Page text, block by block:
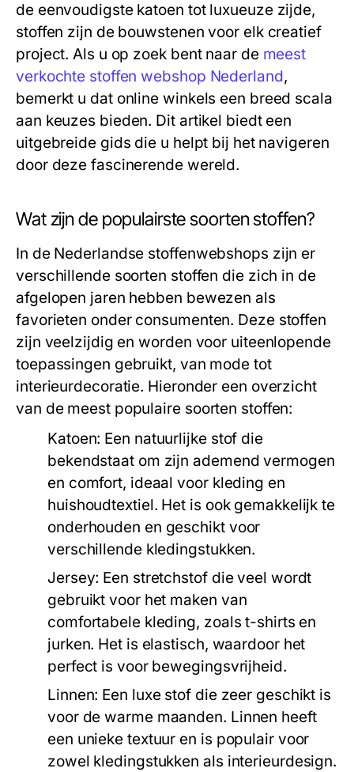
de eenvoudigste katoen tot luxueuze zijde,
stoffen zijn de bouwstenen voor elk creatief
project. Als u op zoek bent naar de meest
verkochte stoffen webshop Nederland,
bemerkt u dat online winkels een breed scala
aan keuzes bieden. Dit artikel biedt een
uitgebreide gids die u helpt bij het navigeren
door deze fascinerende wereld.
Wat zijn de populairste soorten stoffen?
In de Nederlandse stoffenwebshops zijn er
verschillende soorten stoffen die zich in de
afgelopen jaren hebben bewezen als
favorieten onder consumenten. Deze stoffen
zijn veelzijdig en worden voor uiteenlopende
toepassingen gebruikt, van mode tot
interieurdecoratie. Hieronder een overzicht
van de meest populaire soorten stoffen:
Katoen: Een natuurlijke stof die
bekendstaat om zijn ademend vermogen
en comfort, ideaal voor kleding en
huishoudtextiel. Het is ook gemakkelijk te
onderhouden en geschikt voor
verschillende kledingstukken.
Jersey: Een stretchstof die veel wordt
gebruikt voor het maken van
comfortabele kleding, zoals t-shirts en
jurken. Het is elastisch, waardoor het
perfect is voor bewegingsvrijheid.
Linnen: Een luxe stof die zeer geschikt is
voor de warme maanden. Linnen heeft
een unieke textuur en is populair voor
zowel kledingstukken als interieurdesign.